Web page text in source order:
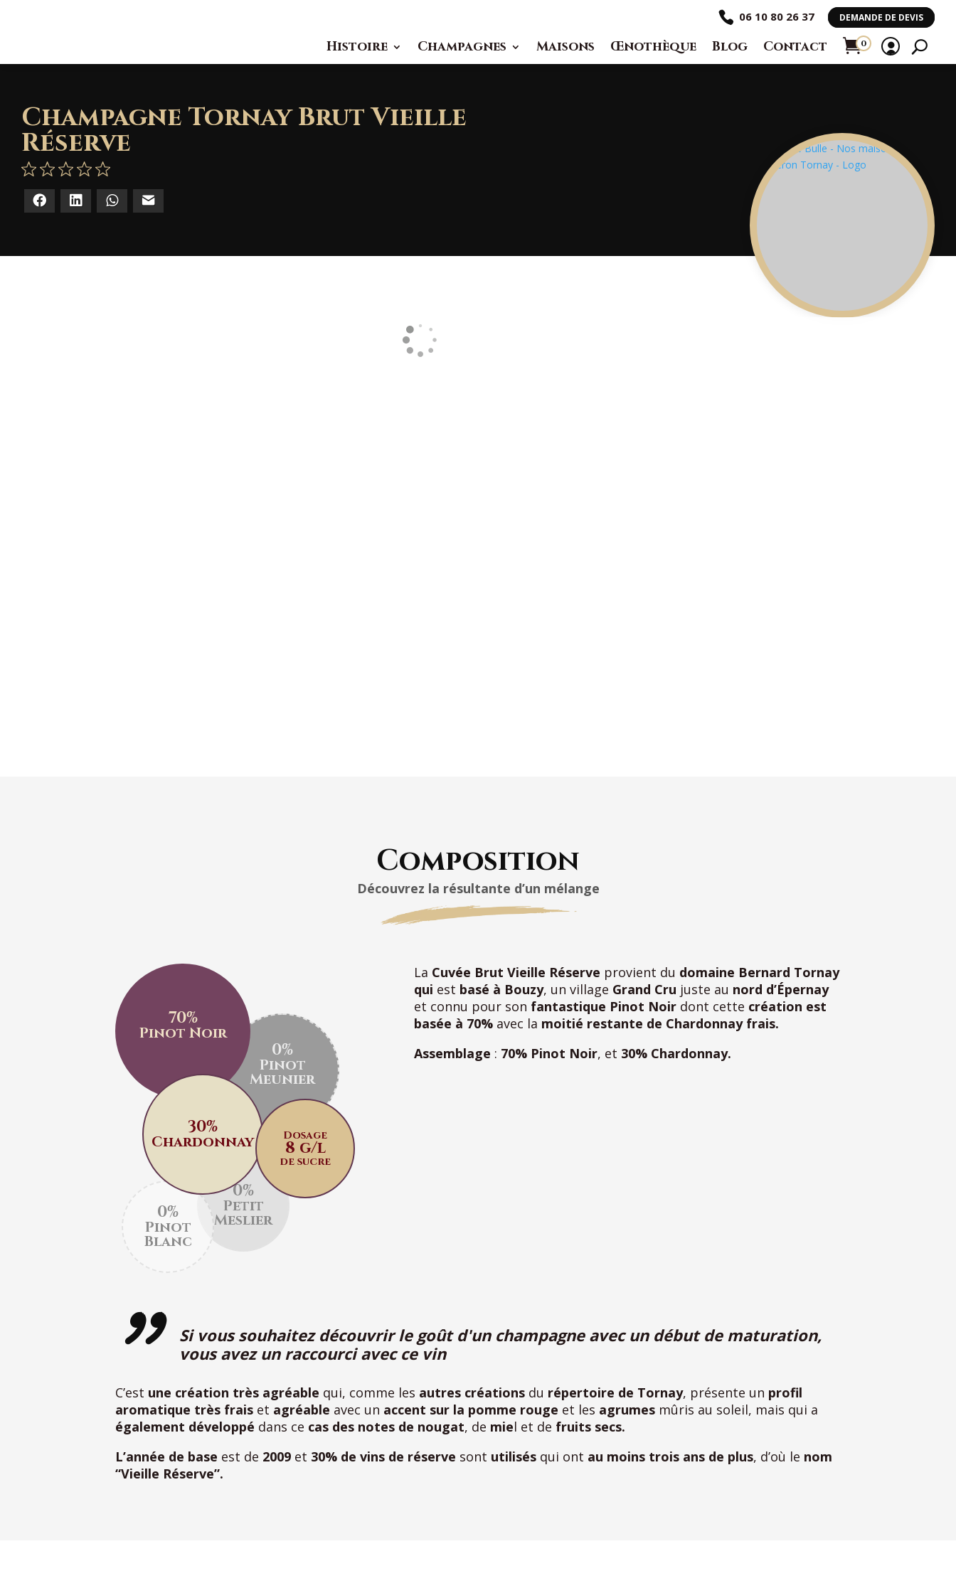
06 10 80 26 37 DEMANDE DE DEVIS
Histoire Champagnes Maisons Œnothèque Blog Contact
0
Ar
Champagne Tornay Brut Vieille
Réserve
Facebook LinkedIn WhatsApp
Composition
Découvrez la résultante d’un mélange
70%
Pinot Noir
0%
Pinot
Meunier
Dosage
8 g/l
de sucre
30%
Chardonnay
0%
Petit
Meslier
0%
Pinot
Blanc
La Cuvée Brut Vieille Réserve provient du domaine Bernard Tornay
qui est basé à Bouzy, un village Grand Cru juste au nord d’Épernay
et connu pour son fantastique Pinot Noir dont cette création est
basée à 70% avec la moitié restante de Chardonnay frais.
Assemblage : 70% Pinot Noir, et 30% Chardonnay.
Si vous souhaitez découvrir le goût d'un champagne avec un début de maturation,
vous avez un raccourci avec ce vin
C’est une création très agréable qui, comme les autres créations du répertoire de Tornay, présente un profil
aromatique très frais et agréable avec un accent sur la pomme rouge et les agrumes mûris au soleil, mais qui a
également développé dans ce cas des notes de nougat, de miel et de fruits secs.
L’année de base est de 2009 et 30% de vins de réserve sont utilisés qui ont au moins trois ans de plus, d’où le nom
“Vieille Réserve”.